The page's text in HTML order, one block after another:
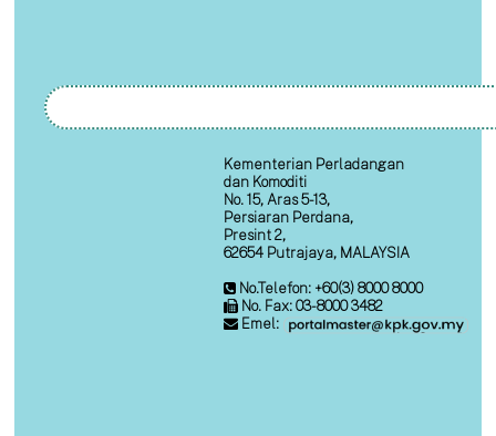
Kementerian Perladangan
dan Komoditi
No. 15, Aras 5-13,
Persiaran Perdana,
Presint 2,
62654 Putrajaya, MALAYSIA
No.Telefon: +60(3) 8000 8000
No. Fax: 03-8000 3482
Emel: